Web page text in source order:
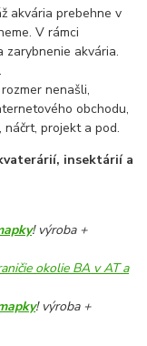
akvária prebehne v
V rámci
zarybnenie akvária.
nenašli,
obchodu,
projekt a pod.
insektárií a
! výroba +
okolie BA v AT a
! výroba +